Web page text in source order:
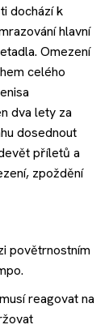
dochází k
hlavní
Omezení
celého
dva lety za
dosednout
příletů a
zpoždění
povětrnostním
reagovat na